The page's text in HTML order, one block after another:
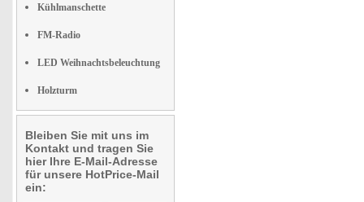
Kühlmanschette
FM-Radio
LED Weihnachtsbeleuchtung
Holzturm
Bleiben Sie mit uns im
Kontakt und tragen Sie
hier Ihre E-Mail-Adresse
für unsere HotPrice-Mail
ein: